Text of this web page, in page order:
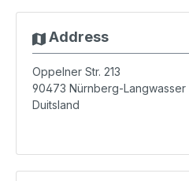
Address
Oppelner Str. 213
90473 Nürnberg-Langwasser
Duitsland